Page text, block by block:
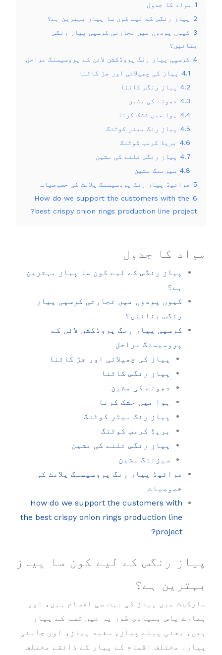
1 مواد کا جدول
2
پیاز رنگس کے لیے کون سا پیاز بہترین ہے؟
3 کیوں پودوں میں تجارتی کرسپی پیاز رنگس
بنائیں؟
4 کرسپی پیاز رنگ پروڈکشن لائن کے پروسیسنگ مراحل
4.1
پیاز کی چھیلائی اور جڑ کاٹنا
4.2
پیاز رنگس کاٹنا
4.3 دھونے کی مشین
4.4
ہوا میں خشک کرنا
4.5
پیاز رنگ بیٹر کوٹنگ
4.6
بریڈ کرمب کوٹنگ
4.7
پیاز رنگس تلنے کی مشین
4.8 سیزننگ مشین
5 فرائیڈ پیاز رنگ پروسیسنگ پلانٹ کی خصوصیات
6
How do we support the customers with the
best crispy onion rings production line project?
مواد کا جدول
پیاز رنگس کے لیے کون سا پیاز بہترین
ہے؟
کیوں پودوں میں تجارتی کرسپی پیاز
رنگس بنائیں؟
کرسپی پیاز رنگ پروڈکشن لائن کے
پروسیسنگ مراحل
پیاز کی چھیلائی اور جڑ کاٹنا
پیاز رنگس کاٹنا
دھونے کی مشین
ہوا میں خشک کرنا
پیاز رنگ بیٹر کوٹنگ
بریڈ کرمب کوٹنگ
پیاز رنگس تلنے کی مشین
سیزننگ مشین
فرائیڈ پیاز رنگ پروسیسنگ پلانٹ کی
خصوصیات
How do we support the customers with
the best crispy onion rings production line
project?
پیاز رنگس کے لیے کون سا پیاز
بہترین ہے؟
مارکیٹ میں پیاز کی بہت سی اقسام ہیں، اور
ہمارے پاس بنیادی طور پر تین قسم کے پیاز
ہیں، یعنی پیلے پیاز، سفید پیاز، اور جامنی
پیاز۔ مختلف اقسام کے پیاز کے ذائقے مختلف